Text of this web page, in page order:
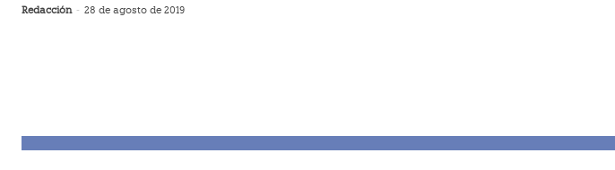
Redacción - 28 de agosto de 2019